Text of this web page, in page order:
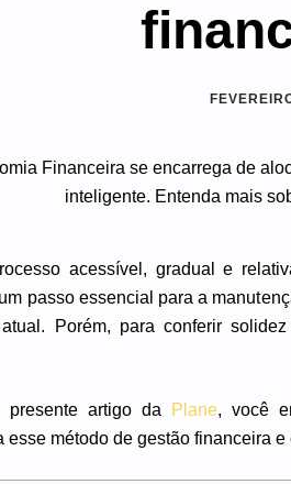
acessível, gradual e
passo essencial para a
Porém, para conferir
presente artigo da Plane, você
esse método de gestão financeira